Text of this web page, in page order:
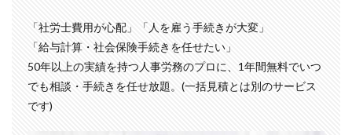
「社労士費用が心配」「人を雇う手続きが大変」
「給与計算・社会保険手続きを任せたい」
50年以上の実績を持つ人事労務のプロに、1年間無料でいつ
でも相談・手続きを任せ放題。(一括見積とは別のサービス
です)